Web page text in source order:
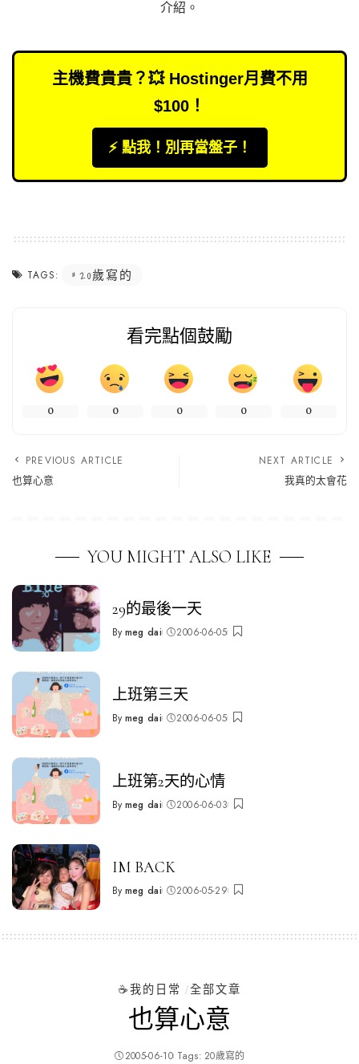
介紹 。
主機費貴貴？💥 Hostinger月費不用
$100！
⚡️ 點我！別再當盤子！
TAGS: 20歲寫的
看完點個鼓勵
0 0 0 0 0
PREVIOUS ARTICLE
也算心意
NEXT ARTICLE
我真的太會花
YOU MIGHT ALSO LIKE
29的最後一天
Posted
By meg dai 2006-06-05
上班第三天
Posted
By meg dai 2006-06-05
上班第2天的心情
Posted
By meg dai 2006-06-03
IM BACK
Posted
By meg dai 2006-05-29
☕️我的日常 全部文章
也算心意
2005-06-10 Tags: 20歲寫的